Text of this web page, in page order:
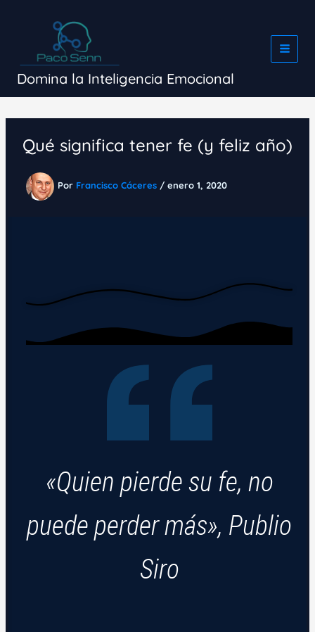
Domina la Inteligencia Emocional
Qué significa tener fe (y feliz año)
Por Francisco Cáceres / enero 1, 2020
«Quien pierde su fe, no
puede perder más», Publio
Siro